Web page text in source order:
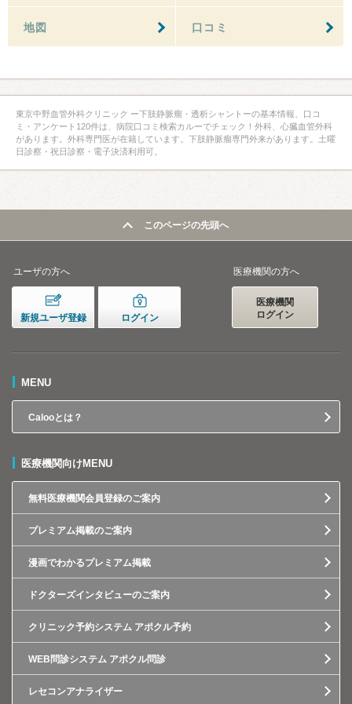
地図 口コミ
東京中野血管外科クリニック ー下肢静脈瘤・透析シャントーの基本情報、口コ
ミ・アンケート120件は、病院口コミ検索カルーでチェック！外科、心臓血管外科
があります。外科専門医が在籍しています。下肢静脈瘤専門外来があります。土曜
日診察・祝日診察・電子決済利用可。
このページの先頭へ
ユーザの方へ
新規ユーザ登録 ログイン
医療機関の方へ
医療機関
ログイン
MENU
Calooとは？
医療機関向けMENU
無料医療機関会員登録のご案内
プレミアム掲載のご案内
漫画でわかるプレミアム掲載
ドクターズインタビューのご案内
クリニック予約システム アポクル予約
WEB問診システム アポクル問診
レセコンアナライザー